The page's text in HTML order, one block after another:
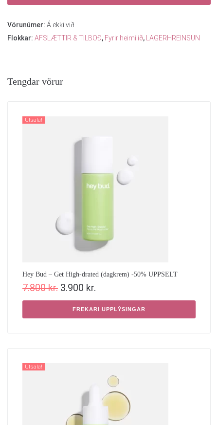
Vörunúmer: Á ekki við
Flokkar: AFSLÆTTIR & TILBOÐ, Fyrir heimilið, LAGERHREINSUN
Tengdar vörur
Útsala!
Hey Bud – Get High-drated (dagkrem) -50% UPPSELT
7.800kr. 3.900 kr.
FREKARI UPPLÝSINGAR
Útsala!